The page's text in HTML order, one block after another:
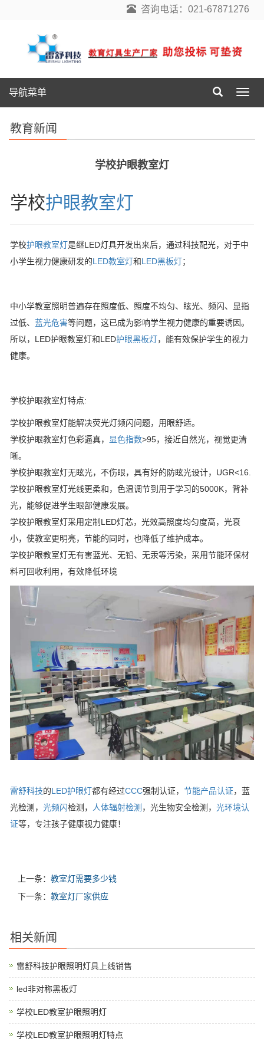
咨询电话：021-67871276
导
航
导航菜单
教育新闻
学校护眼教室灯
学校护眼教室灯
学校护眼教室灯是继LED灯具开发出来后，通过科技配光，对于中
小学生视力健康研发的LED教室灯和LED黑板灯；
中小学教室照明普遍存在照度低、照度不均匀、眩光、频闪、显指
过低、 蓝光危害等问题，这已成为影响学生视力健康的重要诱因。
所以，LED护眼教室灯和LED护眼黑板灯，能有效保护学生的视力
健康。
学校护眼教室灯特点:
学校护眼教室灯能解决荧光灯频闪问题，用眼舒适。
学校护眼教室灯色彩逼真，
显色指数>95，接近自然光，视觉更清
晰。
学校护眼教室灯无眩光，不伤眼，具有好的防眩光设计，UGR<16.
学校护眼教室灯光线更柔和，色温调节到用于学习的5000K，背补
光，能够促进学生眼部健康发展。
学校护眼教室灯采用定制LED灯芯，光效高照度均匀度高，光衰
小，使教室更明亮，节能的同时，也降低了维护成本。
学校护眼教室灯无有害蓝光、无铅、无汞等污染，采用节能环保材
料可回收利用，有效降低环境
雷舒科技的LED护眼灯都有经过CCC强制认证， 节能产品认证，蓝
光检测， 光频闪检测， 人体辐射检测 ，光生物安全检测， 光环境认
证等，专注孩子健康视力健康！
上一条： 教室灯需要多少钱
下一条： 教室灯厂家供应
相关新闻
雷舒科技护眼照明灯具上线销售
led非对称黑板灯
学校LED教室护眼照明灯
学校LED教室护眼照明灯特点